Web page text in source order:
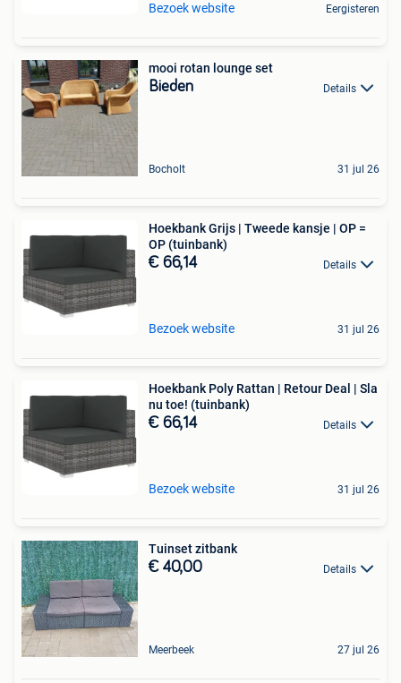
Bezoek website Eergisteren
mooi rotan lounge set
Bieden Details
Bocholt 31 jul 26
Hoekbank Grijs | Tweede kansje | OP =
OP (tuinbank)
€ 66,14 Details
Bezoek website 31 jul 26
Hoekbank Poly Rattan | Retour Deal | Sla
nu toe! (tuinbank)
€ 66,14 Details
Bezoek website 31 jul 26
Tuinset zitbank
€ 40,00 Details
Meerbeek 27 jul 26